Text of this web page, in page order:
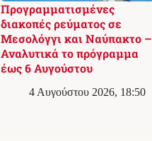
Προγραμματισμένες
διακοπές ρεύματος σε
Μεσολόγγι και Ναύπακτο –
Αναλυτικά το πρόγραμμα
έως 6 Αυγούστου
4 Αυγούστου 2026, 18:50